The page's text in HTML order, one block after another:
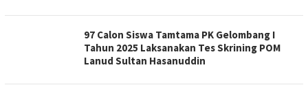
97 Calon Siswa Tamtama PK Gelombang I
Tahun 2025 Laksanakan Tes Skrining POM
Lanud Sultan Hasanuddin